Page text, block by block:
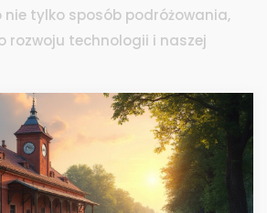
nie tylko sposób podróżowania,
rozwoju technologii i naszej